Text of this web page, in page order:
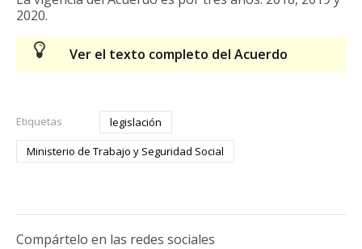
2020.
Ver el texto completo del Acuerdo
Etiquetas
legislación
Ministerio de Trabajo y Seguridad Social
Compártelo en las redes sociales